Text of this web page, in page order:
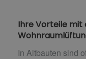
Ihre Vorteile mit
In Altbauten sind